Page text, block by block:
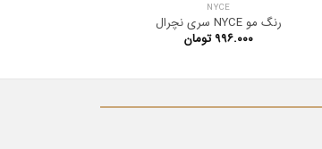
NYCE
رنگ مو NYCE سری نچرال
۹۹۶.۰۰۰ تومان